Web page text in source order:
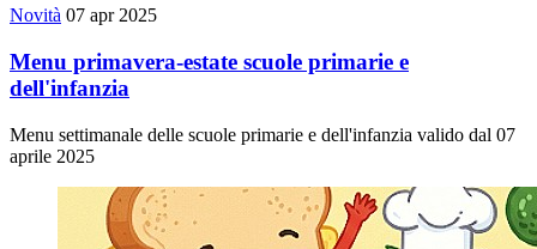
Novità 07 apr 2025
Menu primavera-estate scuole primarie e
dell'infanzia
Menu settimanale delle scuole primarie e dell'infanzia valido dal 07
aprile 2025